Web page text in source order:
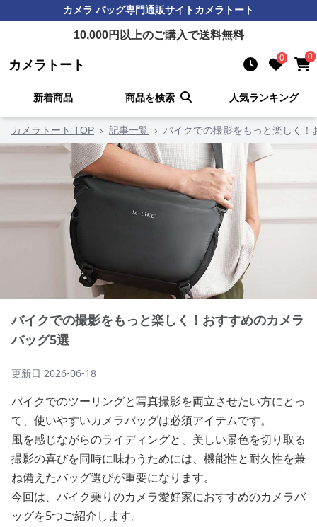
カメラ バッグ専門通販サイトカメラトート
10,000円以上のご購入で送料無料
カメラトート 0 0
新着商品 商品を検索 人気ランキング
カメラトート TOP › 記事一覧 › バイクでの撮影をもっと楽しく！
バイクでの撮影をもっと楽しく！おすすめのカメラ
バッグ5選
更新日 2026-06-18
バイクでのツーリングと写真撮影を両立させたい方にとっ
て、使いやすいカメラバッグは必須アイテムです。
風を感じながらのライディングと、美しい景色を切り取る
撮影の喜びを同時に味わうためには、機能性と耐久性を兼
ね備えたバッグ選びが重要になります。
今回は、バイク乗りのカメラ愛好家におすすめのカメラバ
ッグを5つご紹介します。